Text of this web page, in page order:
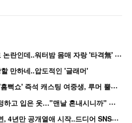
비
비, 성행위 연상 안무로 논란인데..워터밤 몸매 자랑 '타격無' 근황
만하네..압도적인 '글래머'
“
연습생 아닙니다” 싸이 '흠뻑쇼' 즉석 캐스팅 여중생, 루머 뿔났다[Oh!쎈 이...
홍
진영, '임신설' 종결 작정하고 입은 옷…"맨날 혼내시니까" 억울
'
흑백' 김도윤♥배우 김서연, 4년만 공개열애 시작..드디어 SNS에 노출 [핫피...